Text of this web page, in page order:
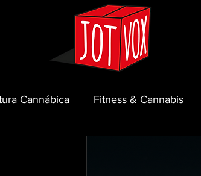
Cannábica Fitness & Cannabis